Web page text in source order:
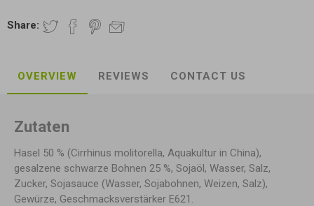
Share:
OVERVIEW REVIEWS CONTACT US
Zutaten
Hasel 50 % (Cirrhinus molitorella, Aquakultur in China),
gesalzene schwarze Bohnen 25 %, Sojaöl, Wasser, Salz,
Zucker, Sojasauce (Wasser, Sojabohnen, Weizen, Salz),
Gewürze, Geschmacksverstärker E621.